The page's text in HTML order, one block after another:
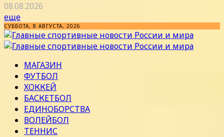
08.08.2026
еще
СУББОТА, 8 АВГУСТА, 2026
МАГАЗИН
ФУТБОЛ
ХОККЕЙ
БАСКЕТБОЛ
ЕДИНОБОРСТВА
ВОЛЕЙБОЛ
ТЕННИС